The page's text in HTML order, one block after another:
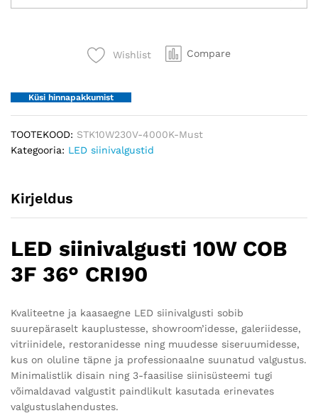
10W
Wishlist Compare
Küsi hinnapakkumist
TOOTEKOOD: STK10W230V-4000K-Must
Kategooria: LED siinivalgustid
Kirjeldus
LED siinivalgusti 10W COB
3F 36° CRI90
Kvaliteetne ja kaasaegne LED siinivalgusti sobib
suurepäraselt kauplustesse, showroom’idesse, galeriidesse,
vitriinidele, restoranidesse ning muudesse siseruumidesse,
kus on oluline täpne ja professionaalne suunatud valgustus.
Minimalistlik disain ning 3-faasilise siinisüsteemi tugi
võimaldavad valgustit paindlikult kasutada erinevates
valgustuslahendustes.